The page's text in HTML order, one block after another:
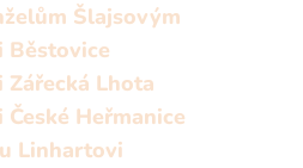
Šlajsovým
Běstovice
Lhota
Heřmanice
Linhartovi